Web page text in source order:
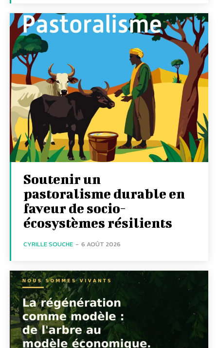
Soutenir un
pastoralisme durable en
faveur de socio-
écosystèmes résilients
CYRILLE SOUCHE - 6 AOÛT 2026